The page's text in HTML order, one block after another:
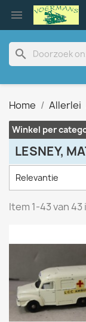

search
Home Allerlei
Winkel per
LESNEY,
Relevantie
Item 1-43 van